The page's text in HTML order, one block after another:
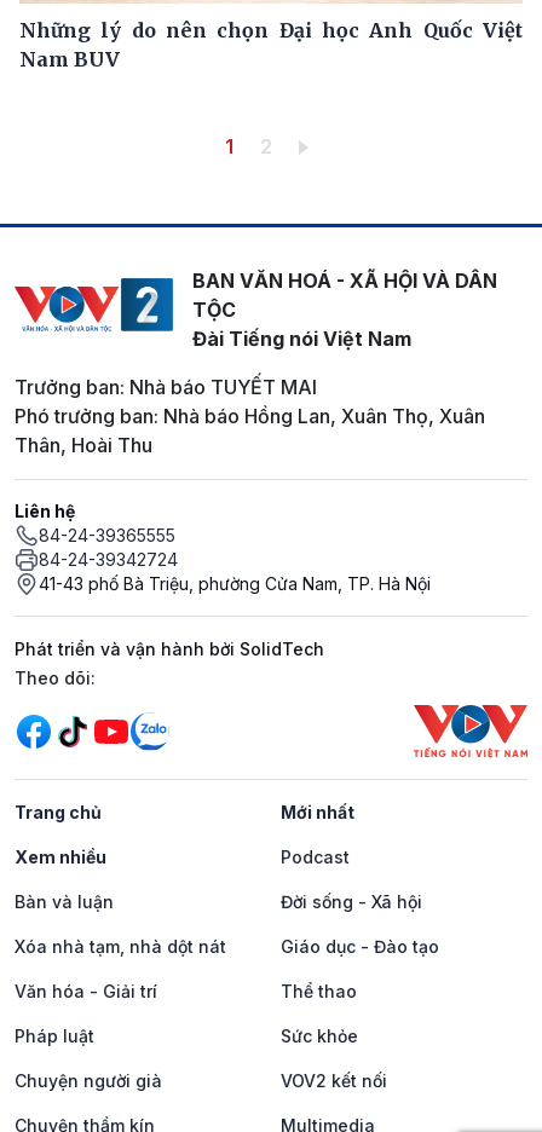
Những lý do nên chọn Đại học Anh Quốc Việt
Nam BUV
Trang hiện thời
1 Trang
2
BAN VĂN HOÁ - XÃ HỘI VÀ DÂN
TỘC
Đài Tiếng nói Việt Nam
Trưởng ban: Nhà báo TUYẾT MAI
Phó trưởng ban: Nhà báo Hồng Lan, Xuân Thọ, Xuân
Thân, Hoài Thu
Liên hệ
84-24-39365555
84-24-39342724
41-43 phố Bà Triệu, phường Cửa Nam, TP. Hà Nội
Phát triển và vận hành bởi SolidTech
Mạng xã hội
Theo dõi:
Trang chủ Mới nhất
Xem nhiều Podcast
Bàn và luận Đời sống - Xã hội
Xóa nhà tạm, nhà dột nát Giáo dục - Đào tạo
Văn hóa - Giải trí Thể thao
Pháp luật Sức khỏe
Chuyện người già VOV2 kết nối
Chuyện thầm kín Multimedia